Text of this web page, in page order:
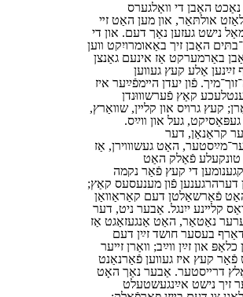
נאַכט האָבן די װאָלגערס
אולתּאַר, און מען האָט זײ
נישט געזען נאָך דעם. און די
האָבן זיך באַאומרויִקט װען
באַרמערקט אַז אינעם גאַנצן
זײַנען אַלע קעץ געװען
פֿון יעדן הײמפֿײַער איז
קאַץ פֿערשװוּנדן
קעץ גרױס און קלײן, שװאַרץ,
געל און װײַס.
קראַנאָן, דער
האָט געשװױרן, אַז
פֿאָלק האָט
די קעץ פֿאַר נקמה
דערהרגענען פֿון מענעסעס קאַץ;
פֿאַרשאָלטן דעם קאַראַװאַן
קלײנע ייִנגל. אָבער ניט, דער
נאָטאַר, האָט אָנגעזאָגט אַז
בעסער חושד זײַן דעם
כלאָפּ און זײַן װײַב; װאָרן זײער
פֿאַר קעץ איז געװען פֿאַרנאַנט
דרײסטער. אָבער נאָך האָט
זיך נישט אײַנגעשטעלט